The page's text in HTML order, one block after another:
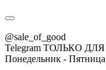
@sale_of_good
Telegram ТОЛЬКО
Понедельник -